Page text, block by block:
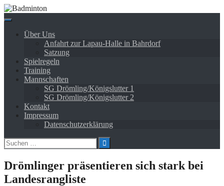
Springe
zum
Über Uns
Anfahrt zur Lapau-Halle in Bahrdorf
Satzung
Spielregeln
Training
Mannschaften
SG Drömling/Königslutter 1
SG Drömling/Königslutter 2
Kontakt
Impressum
Datenschutzerklärung
Suchen
nach:
Drömlinger präsentieren sich stark bei
Landesrangliste